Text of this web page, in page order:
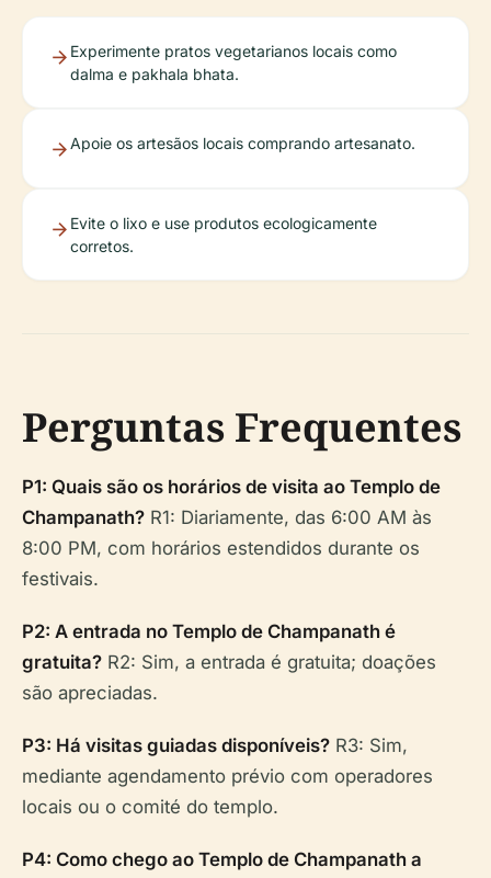
Experimente pratos vegetarianos locais como
dalma e pakhala bhata.
Apoie os artesãos locais comprando artesanato.
Evite o lixo e use produtos ecologicamente
corretos.
Perguntas Frequentes
P1: Quais são os horários de visita ao Templo de
Champanath? R1: Diariamente, das 6:00 AM às
8:00 PM, com horários estendidos durante os
festivais.
P2: A entrada no Templo de Champanath é
gratuita? R2: Sim, a entrada é gratuita; doações
são apreciadas.
P3: Há visitas guiadas disponíveis? R3: Sim,
mediante agendamento prévio com operadores
locais ou o comité do templo.
P4: Como chego ao Templo de Champanath a